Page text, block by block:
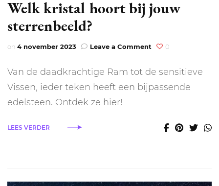
Welk kristal hoort bij jouw
sterrenbeeld?
on 4 november 2023 Leave a Comment on
hoort
bij
0
Van de daadkrachtige Ram tot de sensitieve
Vissen, ieder teken heeft een bijpassende
edelsteen. Ontdek ze hier!
LEES VERDER